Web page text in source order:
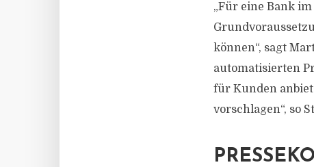
„Für eine Bank
können“, sagt
automatisierten
für Kunden
vorschlagen“, so